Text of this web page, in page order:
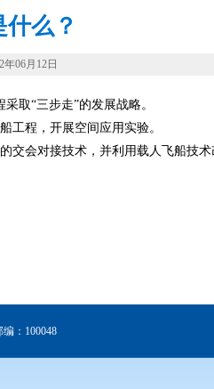
么？
06月12日
取“三步走”的发展战略。
程，开展空间应用实验。
会对接技术，并利用载人飞船技术
：100048